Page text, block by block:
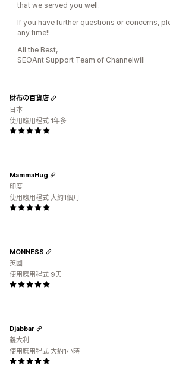
that we served you well.
If you have further questions or concerns,
any time!!
All the Best,
SEOAnt Support Team of Channelwill
財布の百貨店
日本
使用應用程式 1年多
MammaHug
印度
使用應用程式 大約1個月
MONNESS
英國
使用應用程式 9天
Djabbar
義大利
使用應用程式 大約1小時